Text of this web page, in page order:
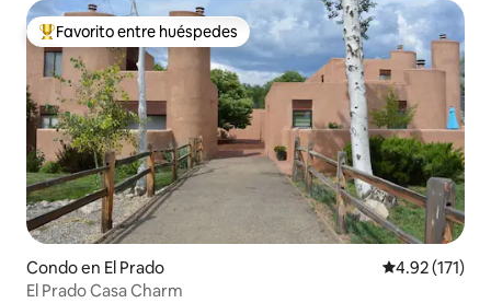
Favorito entre huéspedes preferido
Favorito entre huéspedes
Condo en El Prado Calificación
4.92 (171)
El Prado Casa Charm